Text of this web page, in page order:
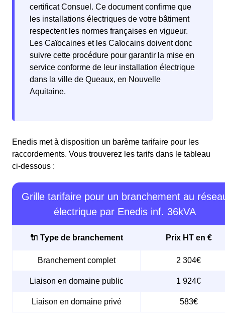
certificat Consuel. Ce document confirme que
les installations électriques de votre bâtiment
respectent les normes françaises en vigueur.
Les Caïocaines et les Caïocains doivent donc
suivre cette procédure pour garantir la mise en
service conforme de leur installation électrique
dans la ville de Queaux, en Nouvelle
Aquitaine.
Enedis met à disposition un barème tarifaire pour les
raccordements. Vous trouverez les tarifs dans le tableau
ci-dessous :
Grille tarifaire pour un branchement au
électrique par Enedis inf. 36kVA
🔌 Type de branchement Prix HT en €
Branchement complet 2 304€
Liaison en domaine public 1 924€
Liaison en domaine privé 583€